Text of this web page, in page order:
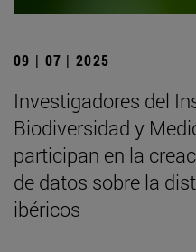
09 | 07 | 2025
Investigadores del
Biodiversidad y
participan en la
de datos sobre la
ibéricos